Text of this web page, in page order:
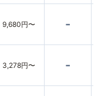
9,680円〜 -
3,278円〜 -